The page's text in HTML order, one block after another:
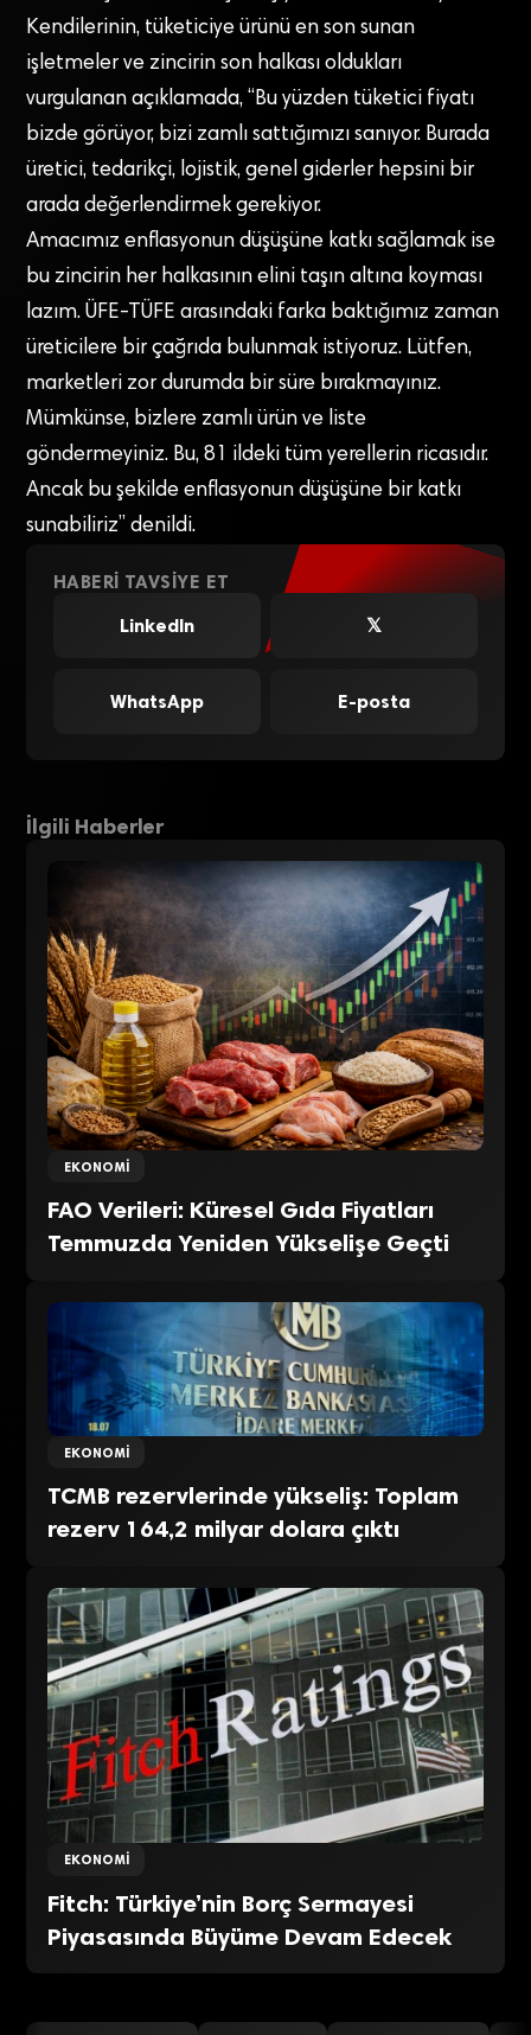
Kendilerinin, tüketiciye ürünü en son sunan
işletmeler ve zincirin son halkası oldukları
vurgulanan açıklamada, “Bu yüzden tüketici fiyatı
bizde görüyor, bizi zamlı sattığımızı sanıyor. Burada
üretici, tedarikçi, lojistik, genel giderler hepsini bir
arada değerlendirmek gerekiyor.
Amacımız enflasyonun düşüşüne katkı sağlamak ise
bu zincirin her halkasının elini taşın altına koyması
lazım. ÜFE-TÜFE arasındaki farka baktığımız zaman
üreticilere bir çağrıda bulunmak istiyoruz. Lütfen,
marketleri zor durumda bir süre bırakmayınız.
Mümkünse, bizlere zamlı ürün ve liste
göndermeyiniz. Bu, 81 ildeki tüm yerellerin ricasıdır.
Ancak bu şekilde enflasyonun düşüşüne bir katkı
sunabiliriz” denildi.
HABERI TAVSIYE ET
LinkedIn
𝕏
WhatsApp E-posta
İlgili Haberler
EKONOMI
FAO Verileri: Küresel Gıda Fiyatları
Temmuzda Yeniden Yükselişe Geçti
EKONOMI
TCMB rezervlerinde yükseliş: Toplam
rezerv 164,2 milyar dolara çıktı
EKONOMI
Fitch: Türkiye’nin Borç Sermayesi
Piyasasında Büyüme Devam Edecek